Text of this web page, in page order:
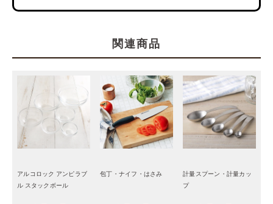
関連商品
アルコロック アンピラブ
ル スタックボール
包丁・ナイフ・はさみ
計量スプーン・計量カッ
プ